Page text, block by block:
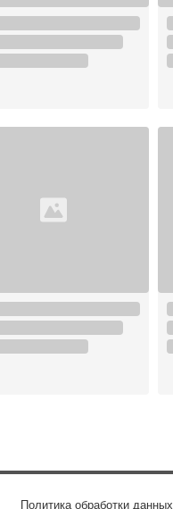
Политика обработки данных